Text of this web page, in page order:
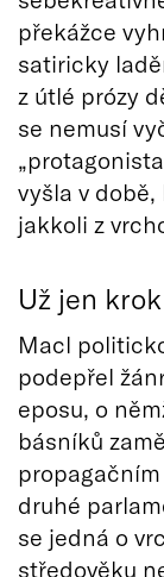
překážce
satiricky
z útlé prózy
se nemusí
vyšla v
jakkoli z
Už jen
Macl
podepřel
eposu, o
básníků
druhé
se jedná o
středověku